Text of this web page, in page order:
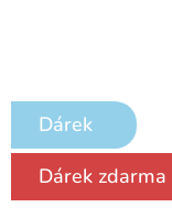
Dárek
Dárek zdarma